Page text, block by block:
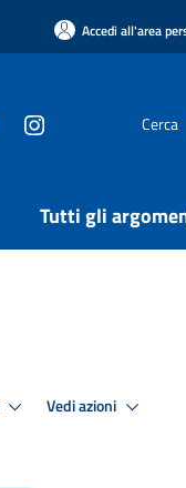
Accedi all'area
Cerca
Tutti gli
Vedi azioni